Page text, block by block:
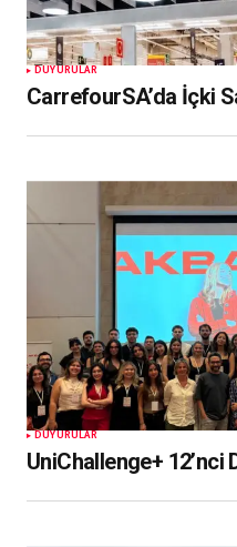
DUYURULAR
CarrefourSA’da İçki
DUYURULAR
UniChallenge+ 12’nci